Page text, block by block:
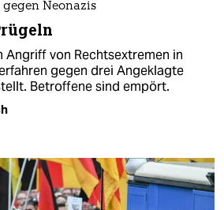
Neonazis
Angriff von Rechtsextremen in
gegen drei Angeklagte
Betroffene sind empört.